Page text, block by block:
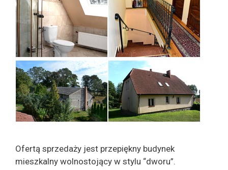
Ofertą sprzedaży jest przepiękny budynek
mieszkalny wolnostojący w stylu “dworu”.